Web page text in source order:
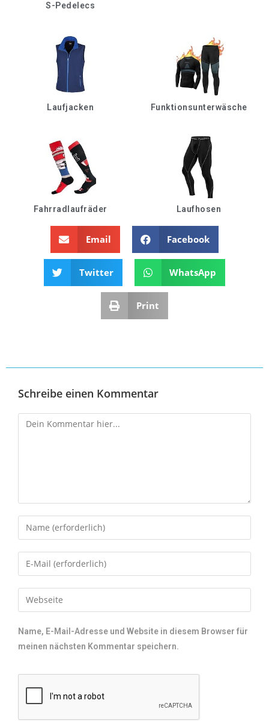
S-Pedelecs
Laufjacken Funktionsunterwäsche
Fahrradlaufräder Laufhosen
Email Facebook
Twitter WhatsApp
Print
Schreibe einen Kommentar
Name, E-Mail-Adresse und Website in diesem Browser für
meinen nächsten Kommentar speichern.